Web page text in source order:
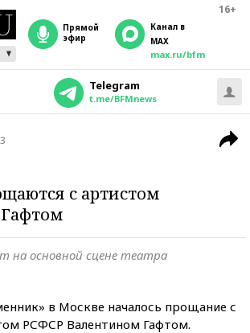
16+
прямой
эфир
Канал в
MAX
max.ru/bfm
Telegram
t.me/BFMnews
с артистом
на основной сцене театра
в Москве началось прощание с
РСФСР Валентином Гафтом.